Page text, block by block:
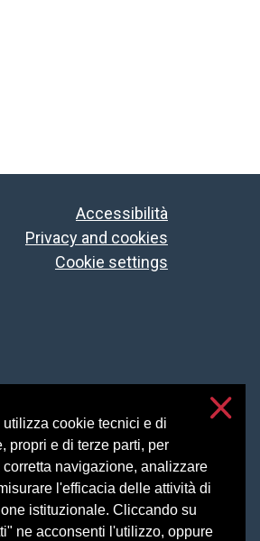
utilizza cookie tecnici e di
propri e di terze parti, per
navigazione, analizzare
l'efficacia delle attività di
istituzionale. Cliccando su
ne acconsenti l'utilizzo, oppure
Accessibilità
Privacy and cookies
Cookie settings